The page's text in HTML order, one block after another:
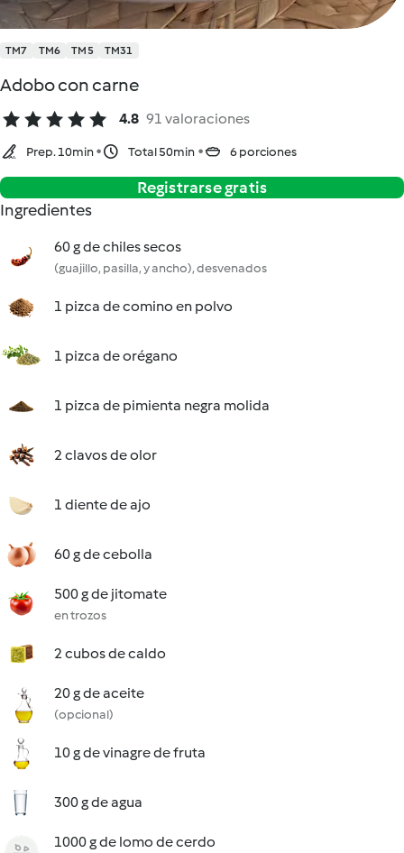
TM7 TM6 TM5 TM31
Adobo con carne
4.8 91 valoraciones
Prep. 10min Total 50min 6 porciones
Registrarse gratis
Ingredientes
60 g de chiles secos
(guajillo, pasilla, y ancho), desvenados
1 pizca de comino en polvo
1 pizca de orégano
1 pizca de pimienta negra molida
2 clavos de olor
1 diente de ajo
60 g de cebolla
500 g de jitomate
en trozos
2 cubos de caldo
20 g de aceite
(opcional)
10 g de vinagre de fruta
300 g de agua
1000 g de lomo de cerdo